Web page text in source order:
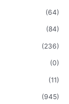
(64)
(84)
(236)
(0)
(11)
(945)